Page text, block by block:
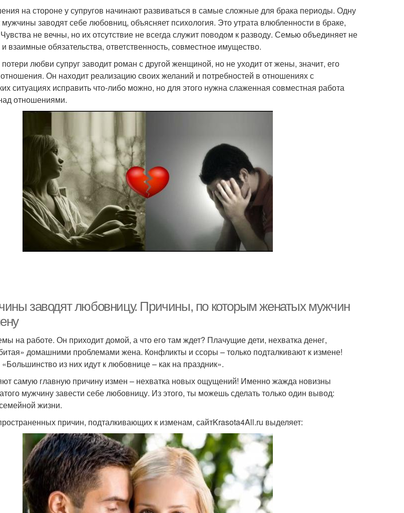
на стороне у супругов начинают развиваться в самые сложные для брака периоды. Одну
заводят себе любовниц, объясняет психология. Это утрата влюбленности в браке,
Чувства не вечны, но их отсутствие не всегда служит поводом к разводу. Семью объединяет не
взаимные обязательства, ответственность, совместное имущество.
потери любви супруг заводит роман с другой женщиной, но не уходит от жены, значит, его
Он находит реализацию своих желаний и потребностей в отношениях с
ситуациях исправить что-либо можно, но для этого нужна слаженная совместная работа
отношениями.
заводят любовницу. Причины, по которым женатых мужчин
на работе. Он приходит домой, а что его там ждет? Плачущие дети, нехватка денег,
домашними проблемами жена. Конфликты и ссоры – только подталкивают к измене!
из них идут к любовнице – как на праздник».
самую главную причину измен – нехватка новых ощущений! Именно жажда новизны
мужчину завести себе любовницу. Из этого, ты можешь сделать только один вывод:
жизни.
причин, подталкивающих к изменам, сайтKrasota4All.ru выделяет: